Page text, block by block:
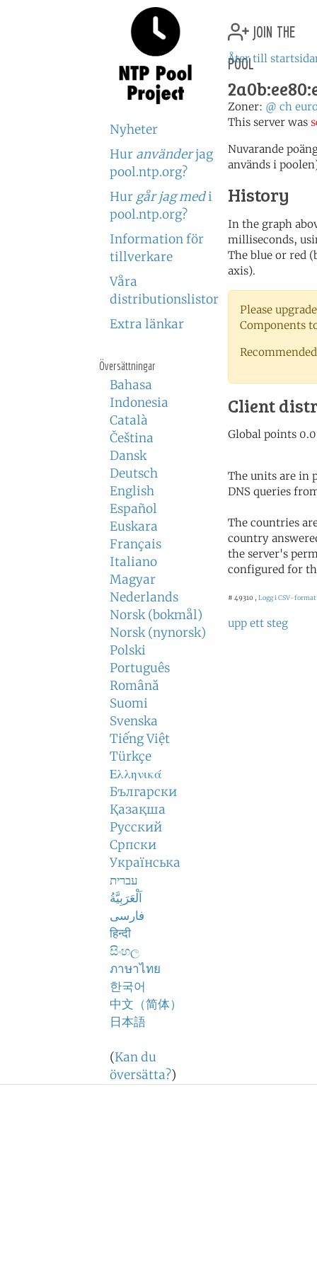
Nyheter
Hur använderjag
pool.ntp.org?
Hur går jag medi
pool.ntp.org?
Information för
tillverkare
Våra
distributionslistor
Extra länkar
Översättningar
Bahasa
Indonesia
Català
Čeština
Dansk
Deutsch
English
Español
Euskara
Français
Italiano
Magyar
Nederlands
Norsk (bokmål)
Norsk (nynorsk)
Polski
Português
Română
Suomi
Svenska
Tiếng Việt
Türkçe
Ελληνικά
Български
Қазақша
Русский
Српски
Українська
עברית
اَلْعَرَبِيَّةُ
فارسی
हिन्दी
සිංහල
ภาษาไทย
한국어
中文（简体）
日本語
(Kan du
översätta?)
join the
pool
Åter till
Zoner: @ ch
This server was
Nuvarande
används i
History
In the graph
milliseconds,
The blue or red
axis).
Please
Components
Client
The units are in
DNS queries
The countries
country
the server's
configured for
# 49310 , Logg i CSV-format
upp ett steg